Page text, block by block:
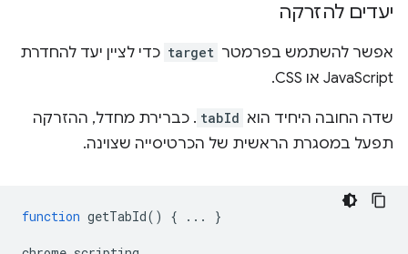
יעדים להזרקה
אפשר להשתמש בפרמטר target כדי לציין יעד להחדרת
JavaScript או CSS.
שדה החובה היחיד הוא tabId . כברירת מחדל, ההזרקה
תפעל במסגרת הראשית של הכרטיסייה שצוינה.
function getTabId() { ... }